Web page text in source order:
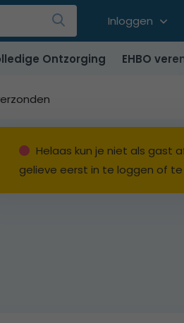
Inloggen
Ontzorging EHBO
Helaas kun je niet als gast
gelieve eerst in te loggen of